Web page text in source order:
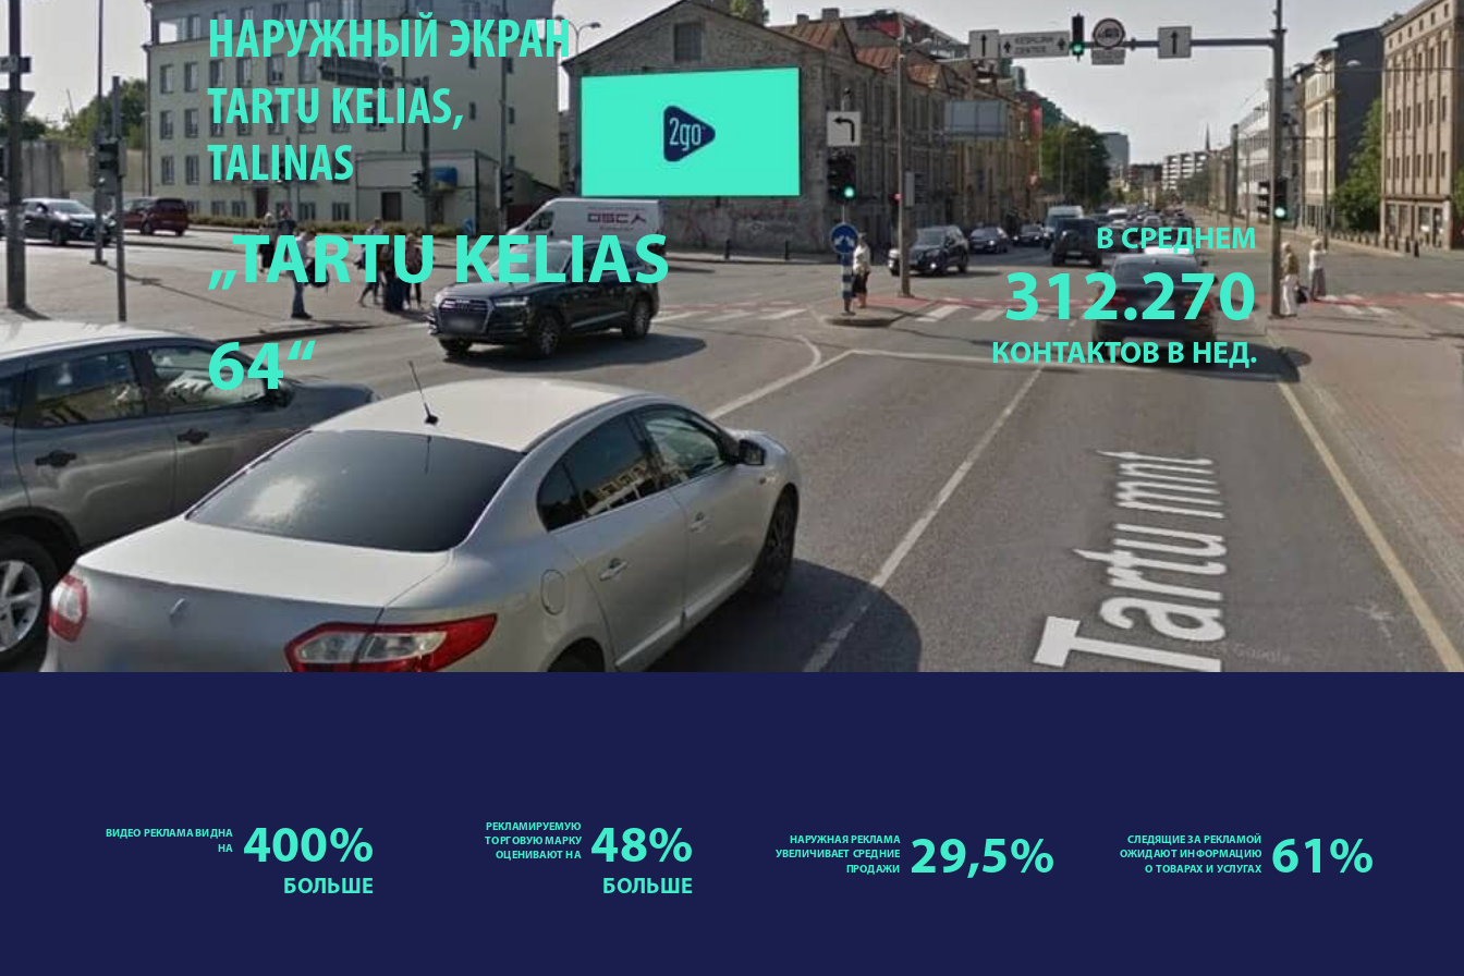
НАРУЖНЫЙ ЭКРАН
TARTU KELIAS,
TALINAS
„TARTU KELIAS
64“
В СРЕДНЕМ
312.270
КОНТАКТОВ В НЕД.
ВИДЕО РЕКЛАМА ВИДНА
НА
400%
БОЛЬШЕ
РЕКЛАМИРУЕМУЮ
ТОРГОВУЮ МАРКУ
ОЦЕНИВАЮТ НА
48%
БОЛЬШЕ
НАРУЖНАЯ РЕКЛАМА
УВЕЛИЧИВАЕТ СРЕДНИЕ
ПРОДАЖИ 29,5%
СЛЕДЯЩИЕ ЗА РЕКЛАМОЙ
ОЖИДАЮТ ИНФОРМАЦИЮ
О ТОВАРАХ И УСЛУГАХ 61%